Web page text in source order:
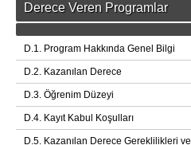
Derece Veren Programlar
D.1. Program Hakkında Genel Bilgi
D.2. Kazanılan Derece
D.3. Öğrenim Düzeyi
D.4. Kayıt Kabul Koşulları
D.5. Kazanılan Derece Gereklilikleri ve